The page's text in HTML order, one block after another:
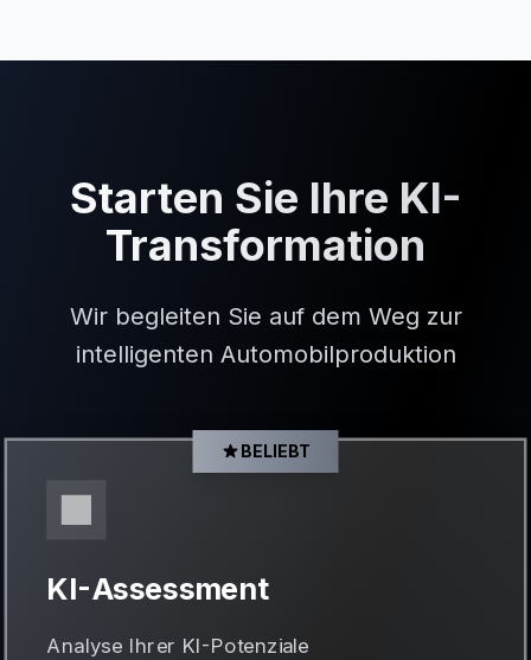
Starten Sie Ihre KI-
Transformation
Wir begleiten Sie auf dem Weg zur
intelligenten Automobilproduktion
BELIEBT
KI-Assessment
Analyse Ihrer KI-Potenziale